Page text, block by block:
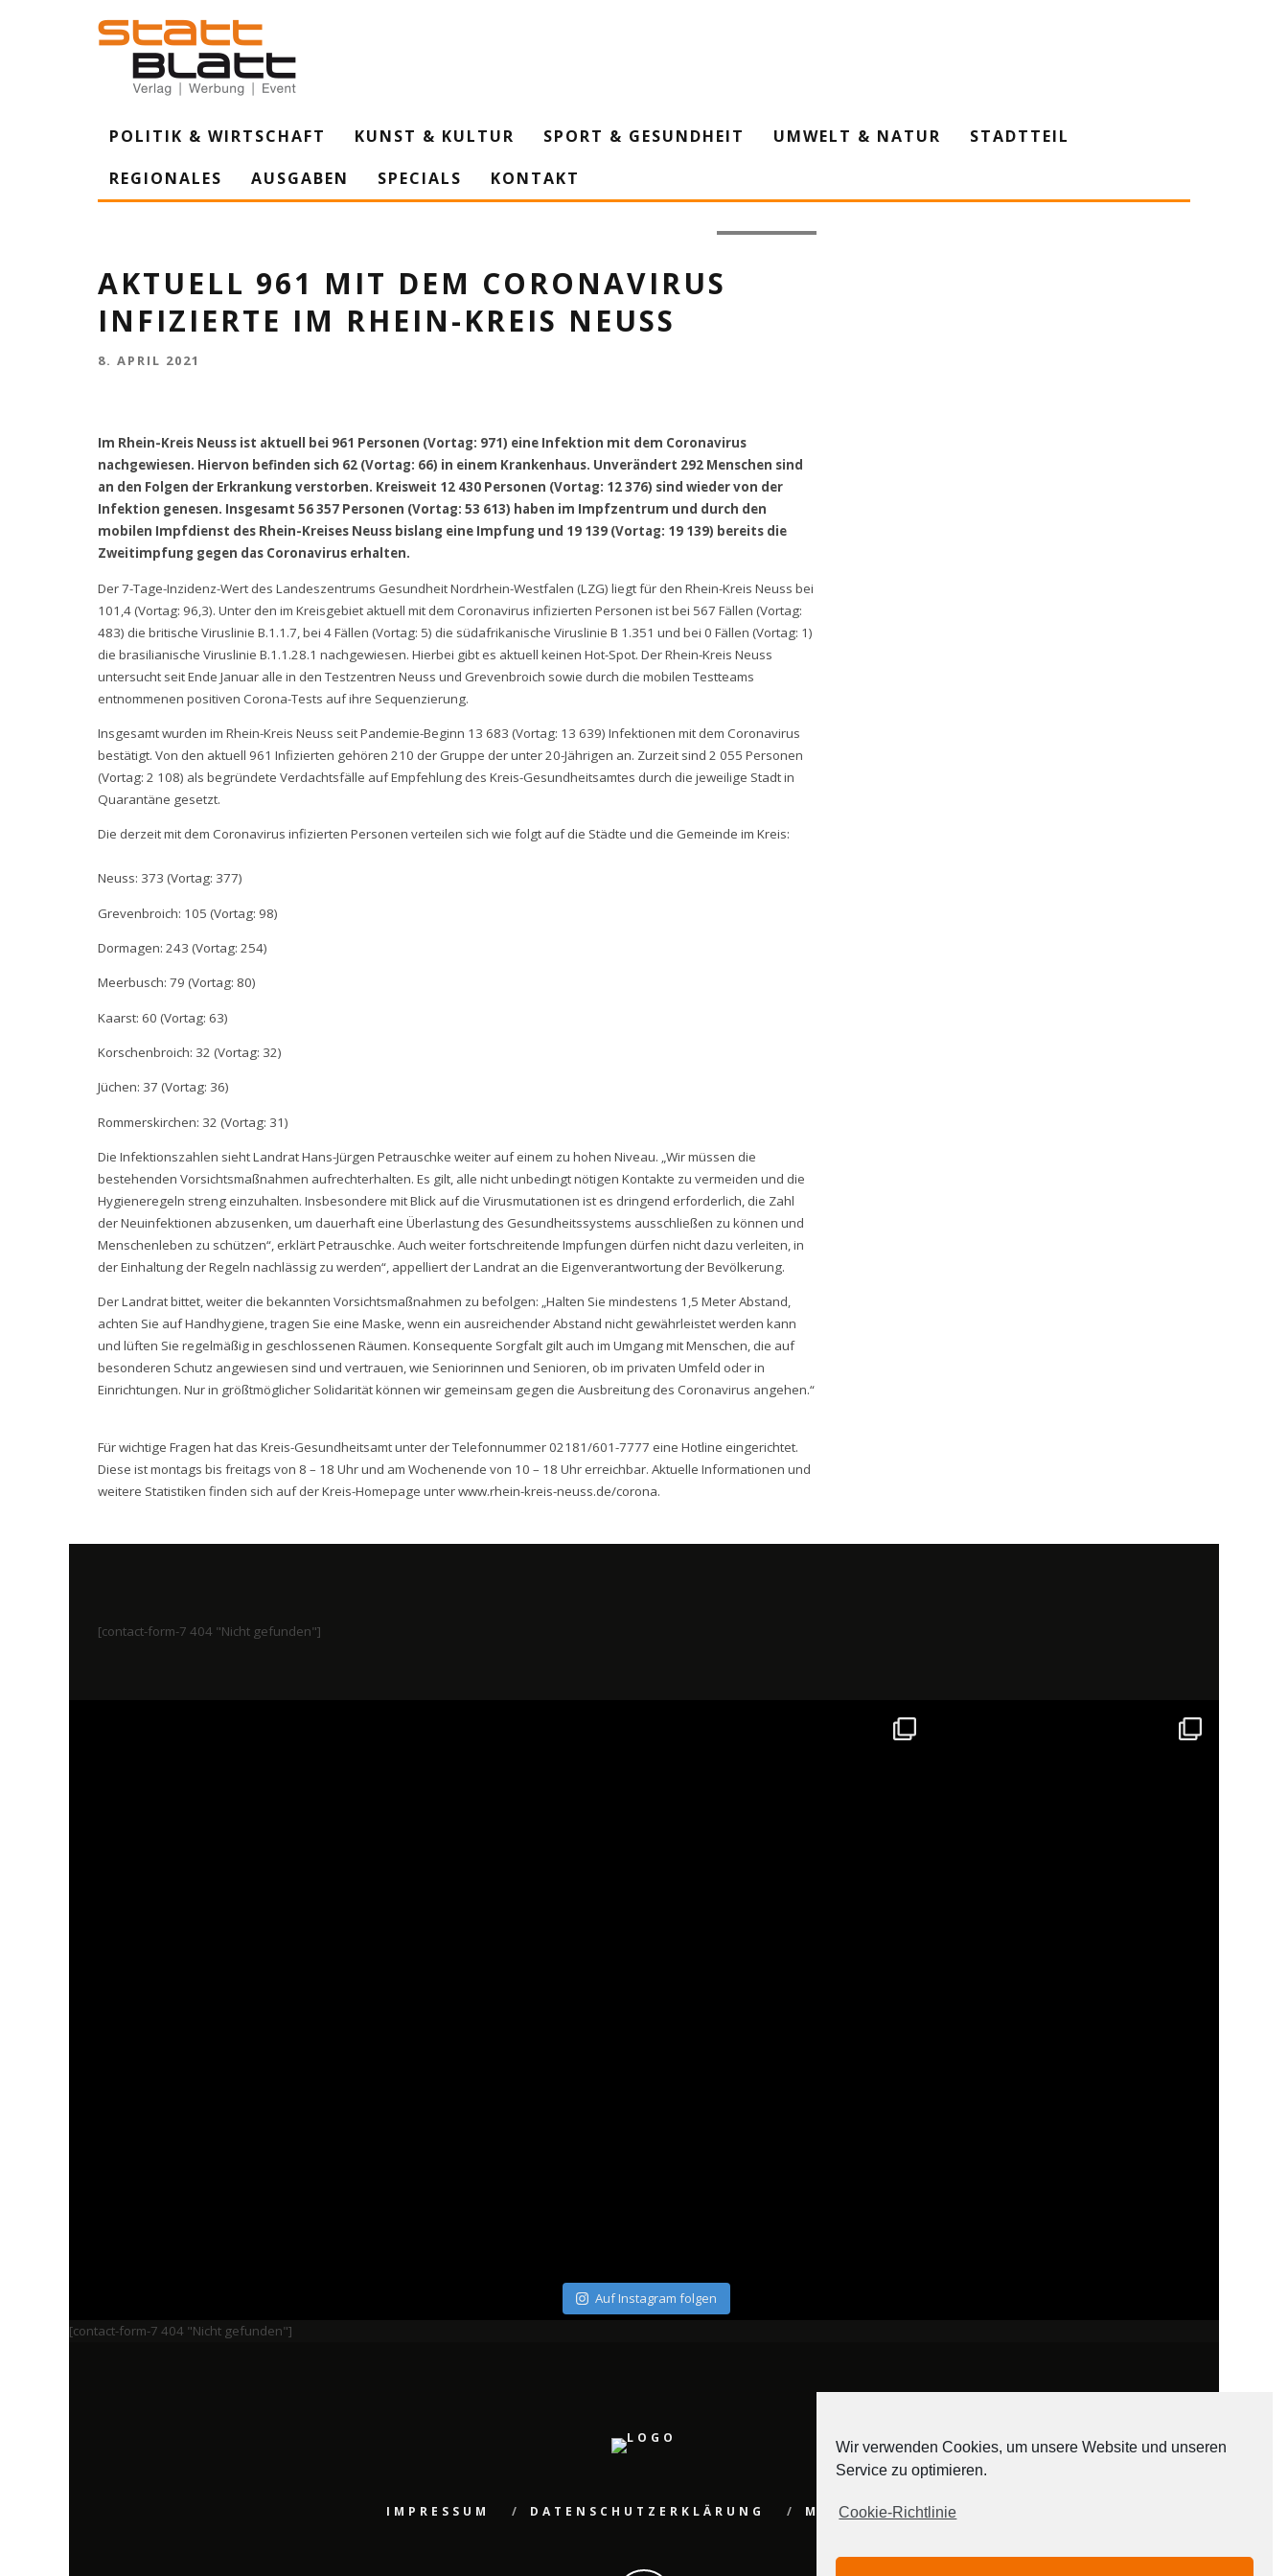
POLITIK & WIRTSCHAFT KUNST & KULTUR SPORT & GESUNDHEIT UMWELT & NATUR
STADTTEIL
REGIONALES
AUSGABEN SPECIALS KONTAKT
AKTUELL 961 MIT DEM CORONAVIRUS
INFIZIERTE IM RHEIN-KREIS NEUSS
8. APRIL 2021
Im Rhein-Kreis Neuss ist aktuell bei 961 Personen (Vortag: 971) eine Infektion mit dem Coronavirus
nachgewiesen. Hiervon befinden sich 62 (Vortag: 66) in einem Krankenhaus. Unverändert 292 Menschen sind
an den Folgen der Erkrankung verstorben. Kreisweit 12 430 Personen (Vortag: 12 376) sind wieder von der
Infektion genesen. Insgesamt 56 357 Personen (Vortag: 53 613) haben im Impfzentrum und durch den
mobilen Impfdienst des Rhein-Kreises Neuss bislang eine Impfung und 19 139 (Vortag: 19 139) bereits die
Zweitimpfung gegen das Coronavirus erhalten.
Der 7-Tage-Inzidenz-Wert des Landeszentrums Gesundheit Nordrhein-Westfalen (LZG) liegt für den Rhein-Kreis Neuss bei
101,4 (Vortag: 96,3). Unter den im Kreisgebiet aktuell mit dem Coronavirus infizierten Personen ist bei 567 Fällen (Vortag:
483) die britische Viruslinie B.1.1.7, bei 4 Fällen (Vortag: 5) die südafrikanische Viruslinie B 1.351 und bei 0 Fällen (Vortag: 1)
die brasilianische Viruslinie B.1.1.28.1 nachgewiesen. Hierbei gibt es aktuell keinen Hot-Spot. Der Rhein-Kreis Neuss
untersucht seit Ende Januar alle in den Testzentren Neuss und Grevenbroich sowie durch die mobilen Testteams
entnommenen positiven Corona-Tests auf ihre Sequenzierung.
Insgesamt wurden im Rhein-Kreis Neuss seit Pandemie-Beginn 13 683 (Vortag: 13 639) Infektionen mit dem Coronavirus
bestätigt. Von den aktuell 961 Infizierten gehören 210 der Gruppe der unter 20-Jährigen an. Zurzeit sind 2 055 Personen
(Vortag: 2 108) als begründete Verdachtsfälle auf Empfehlung des Kreis-Gesundheitsamtes durch die jeweilige Stadt in
Quarantäne gesetzt.
Die derzeit mit dem Coronavirus infizierten Personen verteilen sich wie folgt auf die Städte und die Gemeinde im Kreis:
Neuss: 373 (Vortag: 377)
Grevenbroich: 105 (Vortag: 98)
Dormagen: 243 (Vortag: 254)
Meerbusch: 79 (Vortag: 80)
Kaarst: 60 (Vortag: 63)
Korschenbroich: 32 (Vortag: 32)
Jüchen: 37 (Vortag: 36)
Rommerskirchen: 32 (Vortag: 31)
Die Infektionszahlen sieht Landrat Hans-Jürgen Petrauschke weiter auf einem zu hohen Niveau. „Wir müssen die
bestehenden Vorsichtsmaßnahmen aufrechterhalten. Es gilt, alle nicht unbedingt nötigen Kontakte zu vermeiden und die
Hygieneregeln streng einzuhalten. Insbesondere mit Blick auf die Virusmutationen ist es dringend erforderlich, die Zahl
der Neuinfektionen abzusenken, um dauerhaft eine Überlastung des Gesundheitssystems ausschließen zu können und
Menschenleben zu schützen“, erklärt Petrauschke. Auch weiter fortschreitende Impfungen dürfen nicht dazu verleiten, in
der Einhaltung der Regeln nachlässig zu werden“, appelliert der Landrat an die Eigenverantwortung der Bevölkerung.
Der Landrat bittet, weiter die bekannten Vorsichtsmaßnahmen zu befolgen: „Halten Sie mindestens 1,5 Meter Abstand,
achten Sie auf Handhygiene, tragen Sie eine Maske, wenn ein ausreichender Abstand nicht gewährleistet werden kann
und lüften Sie regelmäßig in geschlossenen Räumen. Konsequente Sorgfalt gilt auch im Umgang mit Menschen, die auf
besonderen Schutz angewiesen sind und vertrauen, wie Seniorinnen und Senioren, ob im privaten Umfeld oder in
Einrichtungen. Nur in größtmöglicher Solidarität können wir gemeinsam gegen die Ausbreitung des Coronavirus angehen.“
Für wichtige Fragen hat das Kreis-Gesundheitsamt unter der Telefonnummer 02181/601-7777 eine Hotline eingerichtet.
Diese ist montags bis freitags von 8 – 18 Uhr und am Wochenende von 10 – 18 Uhr erreichbar. Aktuelle Informationen und
weitere Statistiken finden sich auf der Kreis-Homepage unterwww.rhein-kreis-neuss.de/corona.
[contact-form-7 404 "Nicht gefunden"]
Auf Instagram folgen
[contact-form-7 404 "Nicht gefunden"]
IMPRESSUM DATENSCHUTZERKLÄRUNG MEDIADATEN
Wir verwenden Cookies, um unsere Website und unseren
Service zu optimieren.
Cookie-Richtlinie